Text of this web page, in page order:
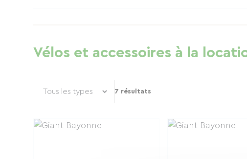
Vélos et accessoires à la
7 résultats